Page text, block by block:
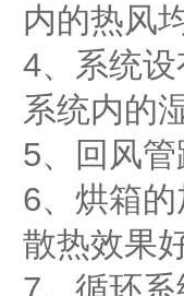
内的热风
4、系统
系统内的
5、回风
6、烘箱
散热效果